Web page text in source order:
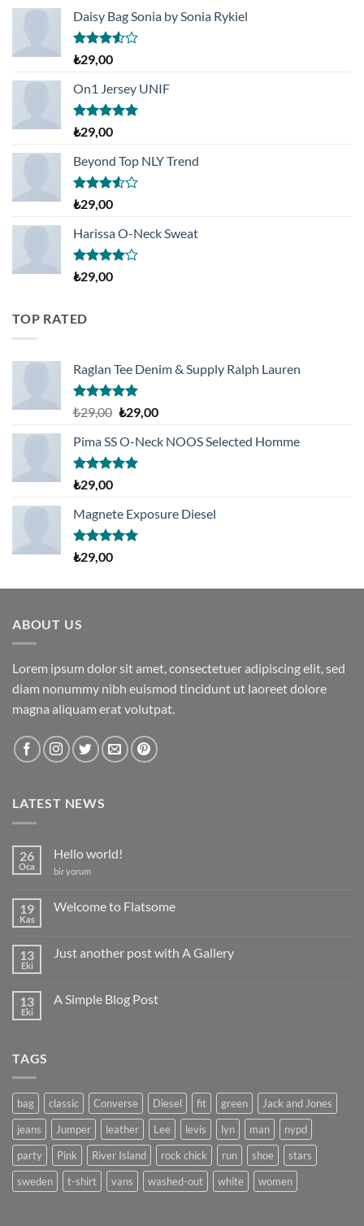
Daisy Bag Sonia by Sonia Rykiel
5
üzerinden
3.50oy
aldı
₺29,00
On1 Jersey UNIF
5 üzerinden
5.00oy
aldı
₺29,00
Beyond Top NLY Trend
5
üzerinden
3.50oy
aldı
₺29,00
Harissa O-Neck Sweat
5
üzerinden
aldı
₺29,00
TOP RATED
Raglan Tee Denim & Supply Ralph Lauren
5 üzerinden
oy
aldı
₺29,00 Orijinal
₺29,00.
₺29,00Şu
fiyat:
Pima SS O-Neck NOOS Selected Homme
5 üzerinden
5.00oy
aldı
₺29,00
Magnete Exposure Diesel
5 üzerinden
5.00oy
₺29,00
ABOUT US
Lorem ipsum dolor sit amet, consectetuer adipiscing elit, sed
diam nonummy nibh euismod tincidunt ut laoreet dolore
magna aliquam erat volutpat.
LATEST NEWS
26
Oca
Hello world!
Hello
bir yorum
19
Kas
Welcome to Flatsome
to
13
Eki
Just another post with A Gallery
another
13
Eki
A Simple Blog Post
TAGS
bag classic Converse Diesel fit green
Jack and Jones
jeans
Jumper leather Lee levis lyn man
nypd
party
Pink River Island rock chick run shoe
stars
sweden
t-shirt vans washed-out white women